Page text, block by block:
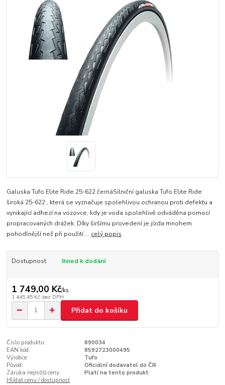
Galuska Tufo Elite Ride 25-622 černáSilniční galuska Tufo Elite Ride
široká 25-622 , která se vyznačuje spolehlivou ochranou proti defektu a
vynikající adhezí na vozovce, kdy je voda spolehlivě odváděna pomocí
propracovaných drážek. Díky širšímu provedení je jízda mnohem
pohodlnější než při použití ... celý popis
Dostupnost Ihned k dodání
1 749,00 Kč/ks
1 445,45 Kč bez DPH
Přidat do košíku
Číslo produktu:
690034
EAN kód:
8592723000495
Výrobce:
Tufo
Původ:
Oficiální dodavatel do ČR
Záruka nejnižší ceny:
Platí na tento produkt
Hlídat cenu / dostupnost